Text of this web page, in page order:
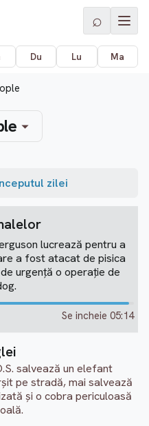
⌕
Du Lu Ma
zilei
lucrează pentru a
a fost atacat de pisica
urgență o operație de
Se incheie 05:14
salvează un elefant
pe stradă, mai salvează
și o cobra periculoasă